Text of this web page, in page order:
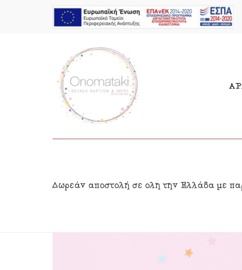
Μπομπονιέρες Αγόρι
Προσκλητήρια Αγόρι
Προσκλητήρια Κορίτσι
Δωρεάν αποστολή σε όλη την Ελλάδα με